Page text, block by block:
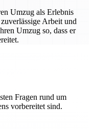
Umzug als Erlebnis
Arbeit und
Umzug so, dass er
Fragen rund um
vorbereitet sind.